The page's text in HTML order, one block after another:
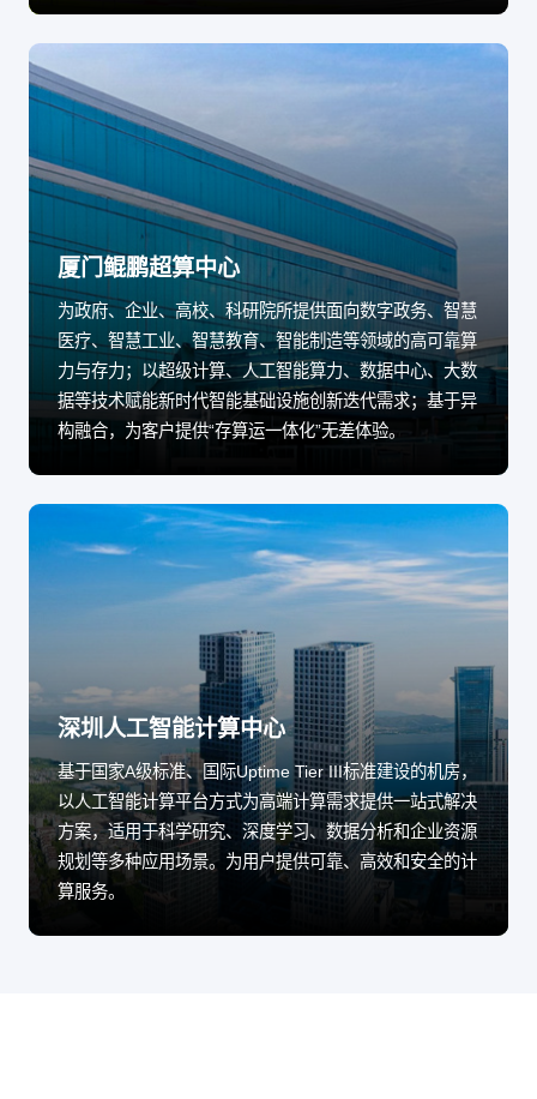
厦门鲲鹏超算中心
为政府、企业、高校、科研院所提供面向数字政务、智慧
医疗、智慧工业、智慧教育、智能制造等领域的高可靠算
力与存力；以超级计算、人工智能算力、数据中心、大数
据等技术赋能新时代智能基础设施创新迭代需求；基于异
构融合，为客户提供“存算运一体化”无差体验。
深圳人工智能计算中心
基于国家A级标准、国际Uptime Tier III标准建设的机房，
以人工智能计算平台方式为高端计算需求提供一站式解决
方案，适用于科学研究、深度学习、数据分析和企业资源
规划等多种应用场景。为用户提供可靠、高效和安全的计
算服务。